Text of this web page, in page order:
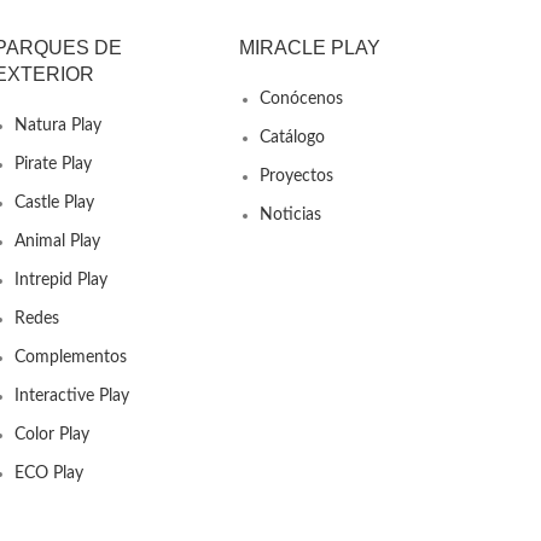
DE
Natura Play
Pirate Play
Castle Play
Animal Play
Intrepid Play
Redes
Complementos
Interactive Play
Color Play
ECO Play
MIRACLE PLAY
Conócenos
Catálogo
Proyectos
Noticias